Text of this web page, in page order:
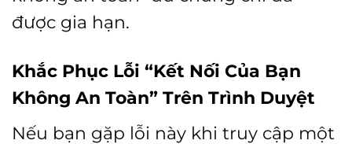
được gia hạn.
Khắc Phục Lỗi “Kết Nối Của Bạn
Không An Toàn” Trên Trình Duyệt
Nếu bạn gặp lỗi này khi truy cập một